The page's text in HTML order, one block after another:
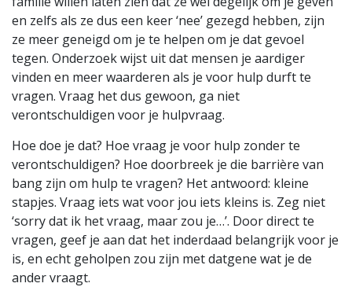
en zelfs als ze dus een keer ‘nee’ gezegd hebben, zijn
ze meer geneigd om je te helpen om je dat gevoel
tegen. Onderzoek wijst uit dat mensen je aardiger
vinden en meer waarderen als je voor hulp durft te
vragen. Vraag het dus gewoon, ga niet
verontschuldigen voor je hulpvraag.
Hoe doe je dat? Hoe vraag je voor hulp zonder te
verontschuldigen? Hoe doorbreek je die barrière van
bang zijn om hulp te vragen? Het antwoord: kleine
stapjes. Vraag iets wat voor jou iets kleins is. Zeg niet
‘sorry dat ik het vraag, maar zou je…’. Door direct te
vragen, geef je aan dat het inderdaad belangrijk voor je
is, en echt geholpen zou zijn met datgene wat je de
ander vraagt.